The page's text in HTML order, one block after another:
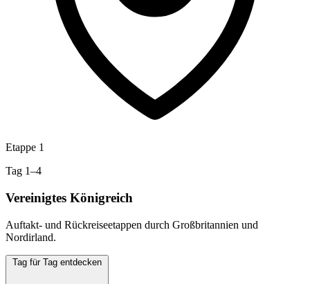
Etappe 1
Tag 1–4
Vereinigtes Königreich
Auftakt- und Rückreiseetappen durch Großbritannien und
Nordirland.
Tag für Tag entdecken